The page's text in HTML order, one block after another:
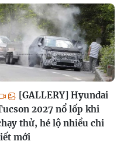
[GALLERY] Hyundai
2027 nổ lốp khi
thử, hé lộ nhiều chi
mới